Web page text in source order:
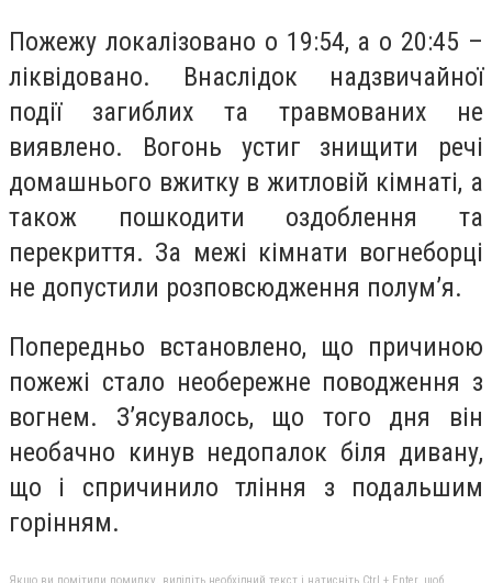
Пожежу локалізовано о 19:54, а о 20:45 –
ліквідовано. Внаслідок надзвичайної
події загиблих та травмованих не
виявлено. Вогонь устиг знищити речі
домашнього вжитку в житловій кімнаті, а
також пошкодити оздоблення та
перекриття. За межі кімнати вогнеборці
не допустили розповсюдження полум’я.
Попередньо встановлено, що причиною
пожежі стало необережне поводження з
вогнем. З’ясувалось, що того дня він
необачно кинув недопалок біля дивану,
що і спричинило тління з подальшим
горінням.